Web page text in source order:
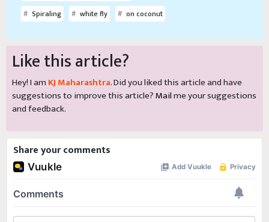
Spiraling
white fly on coconut
Like this article?
Hey! I am KJ Maharashtra. Did you liked this article and have
suggestions to improve this article?Mailme your suggestions
and feedback.
Share your comments